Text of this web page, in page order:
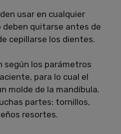
usar en cualquier
deben quitarse antes de
cepillarse los dientes.
según los parámetros
para lo cual el
molde de la mandíbula.
partes: tornillos,
resortes.